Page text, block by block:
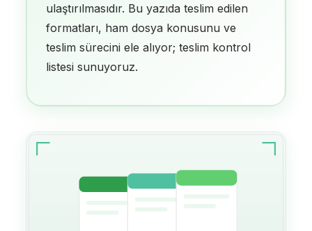
ulaştırılmasıdır. Bu yazıda teslim edilen
formatları, ham dosya konusunu ve
teslim sürecini ele alıyor; teslim kontrol
listesi sunuyoruz.